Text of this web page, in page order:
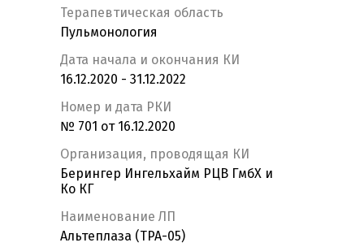
Терапевтическая область
Пульмонология
Дата начала и окончания КИ
16.12.2020 - 31.12.2022
Номер и дата РКИ
№ 701 от 16.12.2020
Организация, проводящая КИ
Берингер Ингельхайм РЦВ ГмбХ и
Ко КГ
Наименование ЛП
Альтеплаза (TPA-05)